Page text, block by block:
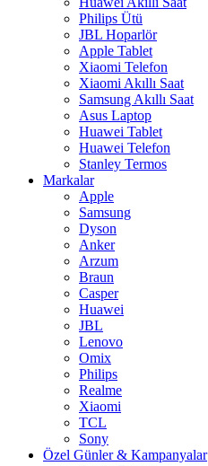
Philips Ütü
JBL Hoparlör
Apple Tablet
Xiaomi Telefon
Xiaomi Akıllı Saat
Samsung Akıllı Saat
Asus Laptop
Huawei Tablet
Huawei Telefon
Stanley Termos
Markalar
Apple
Samsung
Dyson
Anker
Arzum
Braun
Casper
Huawei
JBL
Lenovo
Omix
Philips
Realme
Xiaomi
TCL
Sony
Özel Günler & Kampanyalar